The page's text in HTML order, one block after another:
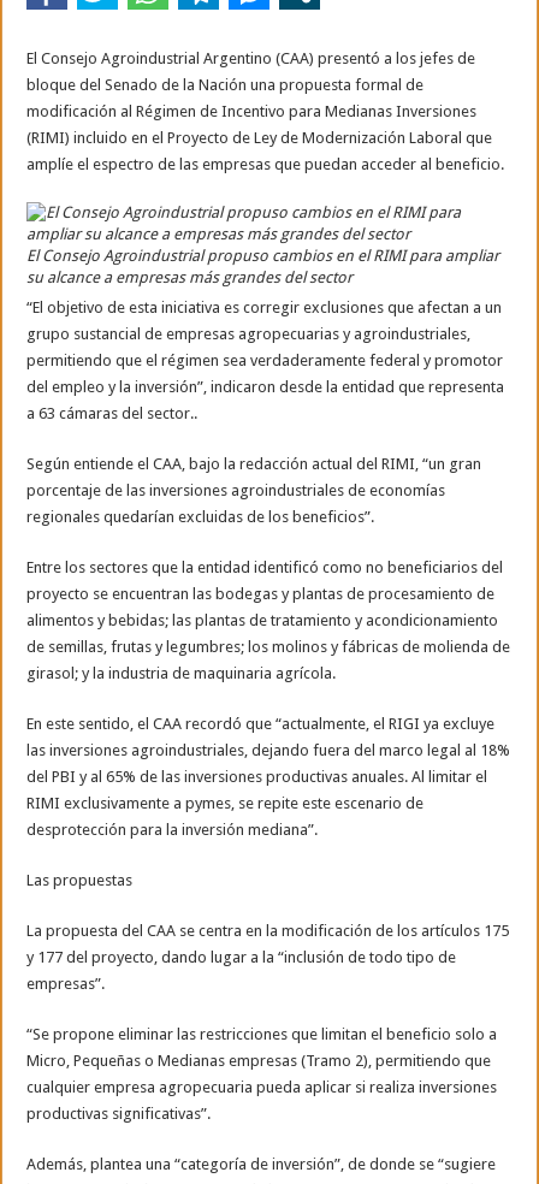
El Consejo Agroindustrial Argentino (CAA) presentó a los jefes de
bloque del Senado de la Nación una propuesta formal de
modificación al Régimen de Incentivo para Medianas Inversiones
(RIMI) incluido en el Proyecto de Ley de Modernización Laboral que
amplíe el espectro de las empresas que puedan acceder al beneficio.
El Consejo Agroindustrial propuso cambios en el RIMI para ampliar
su alcance a empresas más grandes del sector
“El objetivo de esta iniciativa es corregir exclusiones que afectan a un
grupo sustancial de empresas agropecuarias y agroindustriales,
permitiendo que el régimen sea verdaderamente federal y promotor
del empleo y la inversión”, indicaron desde la entidad que representa
a 63 cámaras del sector..
Según entiende el CAA, bajo la redacción actual del RIMI, “un gran
porcentaje de las inversiones agroindustriales de economías
regionales quedarían excluidas de los beneficios”.
Entre los sectores que la entidad identificó como no beneficiarios del
proyecto se encuentran las bodegas y plantas de procesamiento de
alimentos y bebidas; las plantas de tratamiento y acondicionamiento
de semillas, frutas y legumbres; los molinos y fábricas de molienda de
girasol; y la industria de maquinaria agrícola.
En este sentido, el CAA recordó que “actualmente, el RIGI ya excluye
las inversiones agroindustriales, dejando fuera del marco legal al 18%
del PBI y al 65% de las inversiones productivas anuales. Al limitar el
RIMI exclusivamente a pymes, se repite este escenario de
desprotección para la inversión mediana”.
Las propuestas
La propuesta del CAA se centra en la modificación de los artículos 175
y 177 del proyecto, dando lugar a la “inclusión de todo tipo de
empresas”.
“Se propone eliminar las restricciones que limitan el beneficio solo a
Micro, Pequeñas o Medianas empresas (Tramo 2), permitiendo que
cualquier empresa agropecuaria pueda aplicar si realiza inversiones
productivas significativas”.
Además, plantea una “categoría de inversión”, de donde se “sugiere